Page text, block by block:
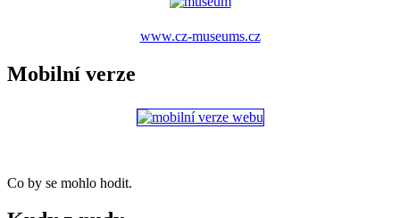
www.cz-museums.cz
Mobilní verze
Co by se mohlo hodit.